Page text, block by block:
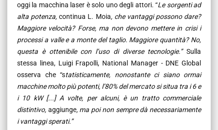
oggi la macchina laser è solo uno degli attori. “Le sorgenti ad
alta potenza,continua L. Moia, che vantaggi possono dare?
Maggiore velocità? Forse, ma non devono mettere in crisi i
processi a valle e a monte del taglio. Maggiore quantità? No,
questa è ottenibile con l’uso di diverse tecnologie.” Sulla
stessa linea, Luigi Frapolli, National Manager - DNE Global
osserva che “statisticamente, nonostante ci siano ormai
macchine molto più potenti, l’80% del mercato si situa tra i 6 e
i 10 kW [...] A volte, per alcuni, è un tratto commerciale
distintivo, aggiunge, ma poi non sempre dà necessariamente
i vantaggi sperati.”